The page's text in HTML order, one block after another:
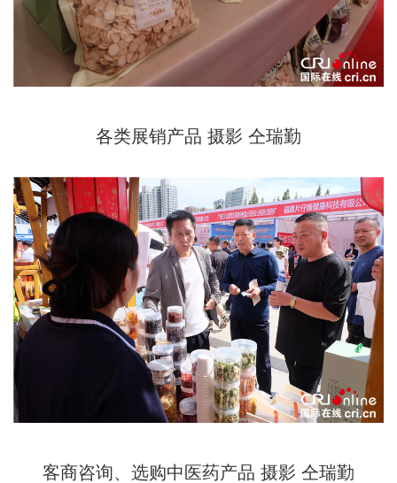
各类展销产品 摄影 仝瑞勤
客商咨询、选购中医药产品 摄影 仝瑞勤